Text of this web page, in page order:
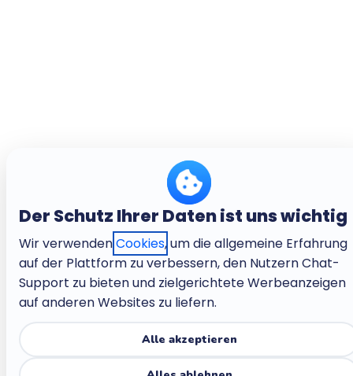
Der Schutz Ihrer Daten ist uns wichtig
Wir verwendenCookies, um die allgemeine Erfahrung
auf der Plattform zu verbessern, den Nutzern Chat-
Support zu bieten und zielgerichtete Werbeanzeigen
auf anderen Websites zu liefern.
Alle akzeptieren